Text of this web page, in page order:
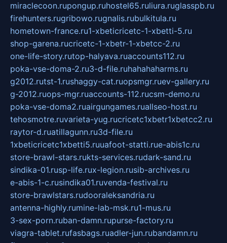
miraclecoon.rupongup.ruhostel65.ruliura.ruglasspb.ru
firehunters.rugribowo.rugnalis.rubulkitula.ru
hometown-france.ru1-xbeticricetc-1-xbetti-5.ru
shop-garena.rucricetc-1-xbetr-1-xbetcc-2.ru
one-life-story.rutop-halyava.ruaccounts112.ru
poka-vse-doma-2.ru3-d-file.ruhahahaharms.ru
g2012.rutst-1.rushaggy-cat.ruopsmgr.ruev-gallery.ru
g-2012.ruops-mgr.ruaccounts-112.rucsm-demo.ru
poka-vse-doma2.ruairgungames.ruallseo-host.ru
tehosmotre.ruvarieta-yug.rucricetc1xbetr1xbetcc2.ru
raytor-d.ruatillagunn.ru3d-file.ru
1xbeticricetc1xbetti5.ruuafoot-statti.rue-abis1c.ru
store-brawl-stars.rukts-services.rudark-sand.ru
sindika-01.rusp-life.rux-legion.rusib-archives.ru
e-abis-1-c.rusindika01.ruvenda-festival.ru
store-brawlstars.rudooraleksandria.ru
antenna-highly.rumine-lab-msk.ru1-mus.ru
3-sex-porn.ruban-damn.rupurse-factory.ru
viagra-tablet.rufasbags.ruadler-jun.rubandamn.ru